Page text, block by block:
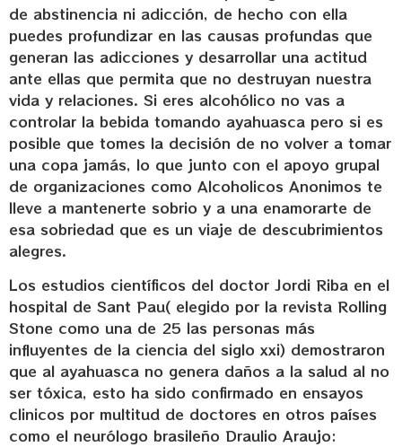
de abstinencia ni adicción, de hecho con ella
puedes profundizar en las causas profundas que
generan las adicciones y desarrollar una actitud
ante ellas que permita que no destruyan nuestra
vida y relaciones. Si eres alcohólico no vas a
controlar la bebida tomando ayahuasca pero si es
posible que tomes la decisión de no volver a tomar
una copa jamás, lo que junto con el apoyo grupal
de organizaciones como Alcoholicos Anonimos te
lleve a mantenerte sobrio y a una enamorarte de
esa sobriedad que es un viaje de descubrimientos
alegres.
Los estudios científicos del doctor Jordi Riba en el
hospital de Sant Pau( elegido por la revista Rolling
Stone como una de 25 las personas más
influyentes de la ciencia del siglo xxi) demostraron
que al ayahuasca no genera daños a la salud al no
ser tóxica, esto ha sido confirmado en ensayos
clinicos por multitud de doctores en otros países
como el neurólogo brasileño Draulio Araujo: